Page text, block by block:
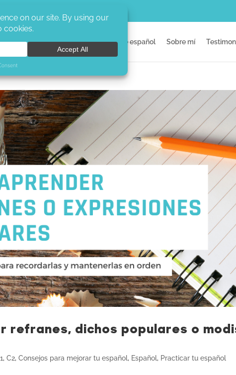
Inicio Clases de español Sobre mí
refranes, dichos populares o
,C2,Consejos para mejorar tu español, Español, Practicar tu español